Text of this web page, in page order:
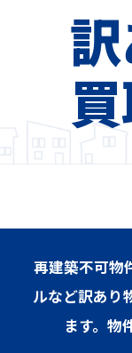
再建築不可物
ルなど訳あり
ます。物